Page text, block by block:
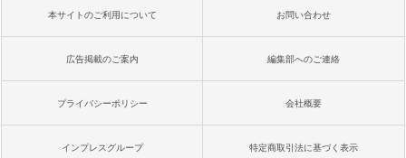
本サイトのご利用について お問い合わせ
広告掲載のご案内 編集部へのご連絡
プライバシーポリシー 会社概要
インプレスグループ 特定商取引法に基づく表示